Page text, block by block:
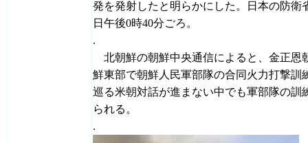
発を発射したと明らかにした。日本の防衛
日午後0時40分ごろ。
.
北朝鮮の朝鮮中央通信によると、金正恩
鮮東部で朝鮮人民軍部隊の合同火力打撃訓
巡る米朝対話が進まない中でも軍部隊の訓
られる。
.